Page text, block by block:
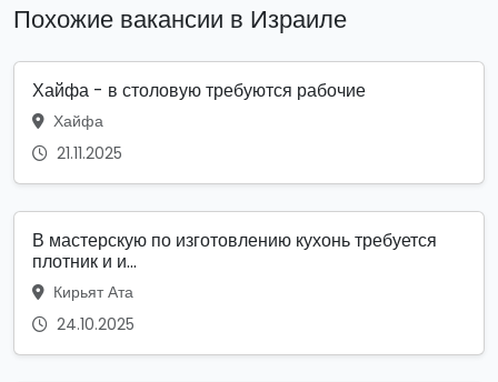
Похожие вакансии в Израиле
Хайфа - в столовую требуются рабочие
Хайфа
21.11.2025
В мастерскую по изготовлению кухонь требуется
плотник и и...
Кирьят Ата
24.10.2025